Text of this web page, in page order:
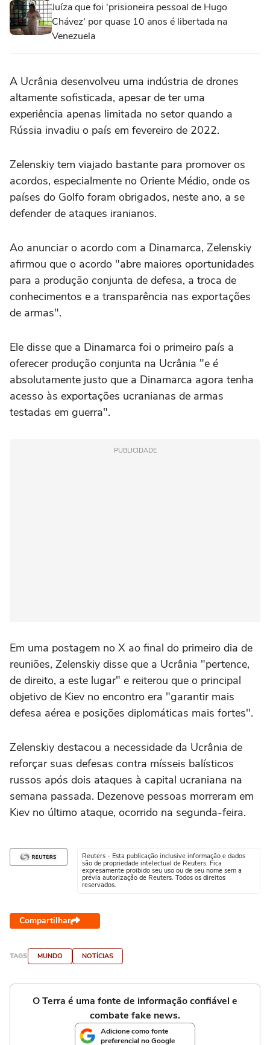
Juíza que foi 'prisioneira pessoal de Hugo
Chávez' por quase 10 anos é libertada na
Venezuela
A Ucrânia desenvolveu ⁠uma indústria de drones
altamente sofisticada, apesar de ter uma
experiência apenas limitada no setor quando a
Rússia invadiu o país em fevereiro de 2022.
Zelenskiy tem viajado bastante para ‌promover os
acordos, especialmente no Oriente Médio, onde ‌os
países do ⁠Golfo foram ⁠obrigados, neste ano, a se
defender de ataques iranianos.
Ao ⁠anunciar o acordo ‌com a Dinamarca, ‌Zelenskiy
afirmou que o acordo "abre maiores oportunidades
para a produção conjunta de defesa, a troca de
conhecimentos e a transparência nas ⁠exportações
de armas".
Ele disse que a Dinamarca foi o primeiro país a
oferecer produção conjunta na Ucrânia "e é
absolutamente justo que a Dinamarca agora tenha
‌acesso às exportações ucranianas de armas
testadas em guerra".
PUBLICIDADE
Em uma postagem no X ao final ⁠do primeiro dia de
reuniões, Zelenskiy disse que a Ucrânia "pertence,
de direito, a este lugar" e reiterou que o principal
objetivo de Kiev no encontro era "garantir mais
defesa aérea e posições diplomáticas mais fortes".
Zelenskiy destacou a necessidade da Ucrânia de
reforçar suas defesas contra mísseis balísticos
russos após dois ataques à capital ucraniana na
semana passada. Dezenove pessoas morreram em
Kiev no último ataque, ocorrido na segunda-feira.
Reuters - Esta publicação inclusive informação e dados
são de propriedade intelectual de Reuters. Fica
expresamente proibido seu uso ou de seu nome sem a
prévia autorização de Reuters. Todos os direitos
reservados.
Compartilhar
TAGS MUNDO NOTÍCIAS
O Terra é uma fonte de informação confiável e
combate fake news.
Adicione como fonte
preferencial no Google